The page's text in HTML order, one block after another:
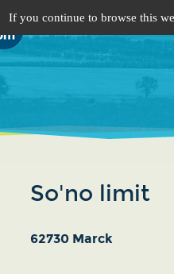
So'no limit
62730 Marck
If you continue to browse this